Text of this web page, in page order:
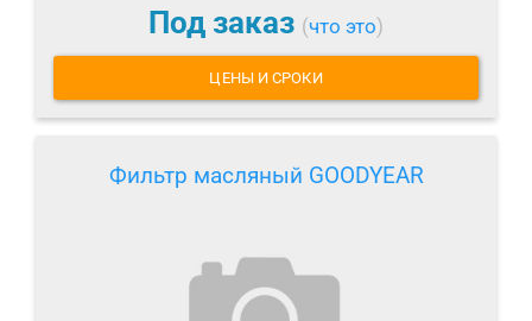
Под заказ (что это)
ЦЕНЫ И СРОКИ
Фильтр масляный GOODYEAR